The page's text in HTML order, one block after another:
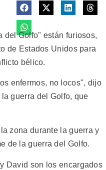
del Golfo" están furiosos,
de Estados Unidos para
bélico.
enfermos, no locos", dijo
guerra del Golfo, que
zona durante la guerra y
de la guerra del Golfo.
David son los encargados